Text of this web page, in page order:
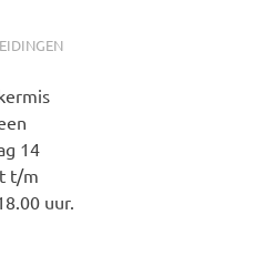
14
t/m
uur.